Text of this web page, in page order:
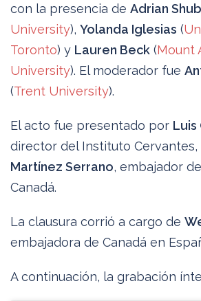
con la presencia de Adrian
University), Yolanda Iglesias (
Toronto) y Lauren Beck (Mount
University). El moderador fue
(Trent University).
El acto fue presentado por Luis
director del Instituto Cervantes,
Martínez Serrano, embajador
Canadá.
La clausura corrió a cargo de
embajadora de Canadá en
A continuación, la grabación